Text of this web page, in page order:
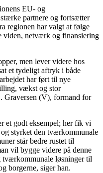
EU- og
partnere og fortsætter
regionen har valgt at følge
viden, netværk og finansiering
men lever videre hos
et tydeligt aftryk i både
har ført til nye
vækst og stor
Graversen (V), formand for
et godt eksempel; her fik vi
styrket den tværkommunale
står bedre rustet til
vil bygge videre på denne
tværkommunale løsninger til
borgerne, siger han.